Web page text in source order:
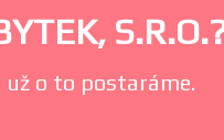
o to postaráme.